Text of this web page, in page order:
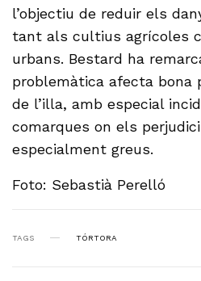
l’objectiu de reduir els
tant als cultius agrícoles
urbans. Bestard ha
problemàtica afecta bona
de l’illa, amb especial
comarques on els
especialment greus.
Foto: Sebastià Perelló
TAGS TÓRTORA